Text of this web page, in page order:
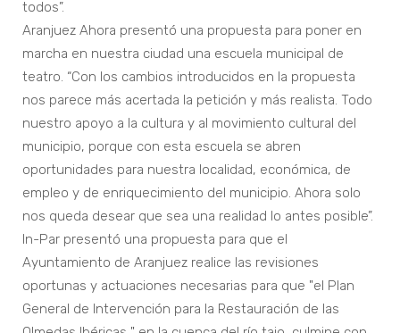
todos”.
Aranjuez Ahora presentó una propuesta para poner en
marcha en nuestra ciudad una escuela municipal de
teatro. “Con los cambios introducidos en la propuesta
nos parece más acertada la petición y más realista. Todo
nuestro apoyo a la cultura y al movimiento cultural del
municipio, porque con esta escuela se abren
oportunidades para nuestra localidad, económica, de
empleo y de enriquecimiento del municipio. Ahora solo
nos queda desear que sea una realidad lo antes posible”.
In-Par presentó una propuesta para que el
Ayuntamiento de Aranjuez realice las revisiones
oportunas y actuaciones necesarias para que "el Plan
General de Intervención para la Restauración de las